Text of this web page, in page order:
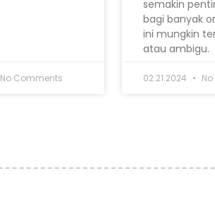
No Comments
semakin
bagi banyak
ini mungkin
atau ambigu.
02.21.2024